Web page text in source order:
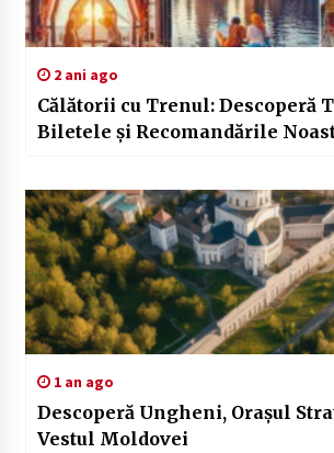
2 ani ago
Călătorii cu Trenul: Descoperă
Biletele și Recomandările
1 an ago
Descoperă Ungheni, Orașul
Vestul Moldovei